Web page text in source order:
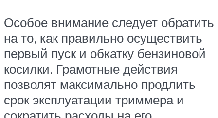
Особое внимание следует обратить
на то, как правильно осуществить
первый пуск и обкатку бензиновой
косилки. Грамотные действия
позволят максимально продлить
срок эксплуатации триммера и